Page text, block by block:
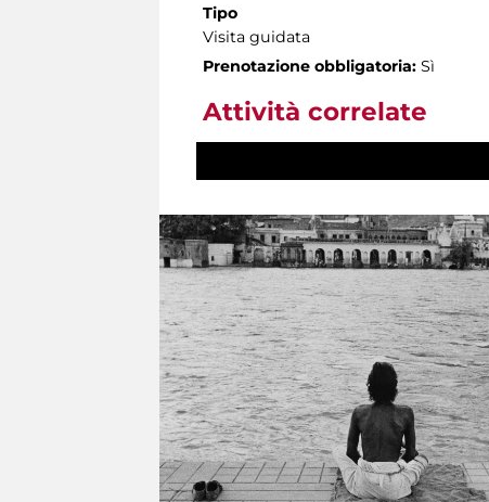
Tipo
Visita guidata
Prenotazione obbligatoria: Sì
Attività correlate